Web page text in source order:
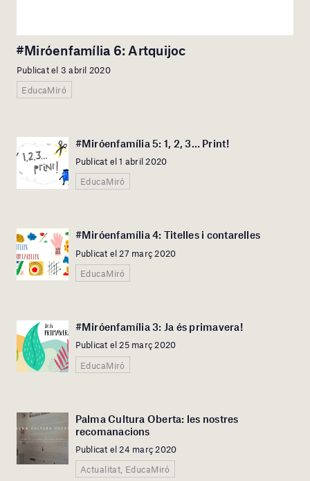
#Miróenfamília 6: Artquijoc
Publicat el 3 abril 2020
EducaMiró
#Miróenfamília 5: 1, 2, 3… Print!
Publicat el 1 abril 2020
EducaMiró
#Miróenfamília 4: Titelles i contarelles
Publicat el 27 març 2020
EducaMiró
#Miróenfamília 3: Ja és primavera!
Publicat el 25 març 2020
EducaMiró
Palma Cultura Oberta: les nostres
recomanacions
Publicat el 24 març 2020
Actualitat, EducaMiró